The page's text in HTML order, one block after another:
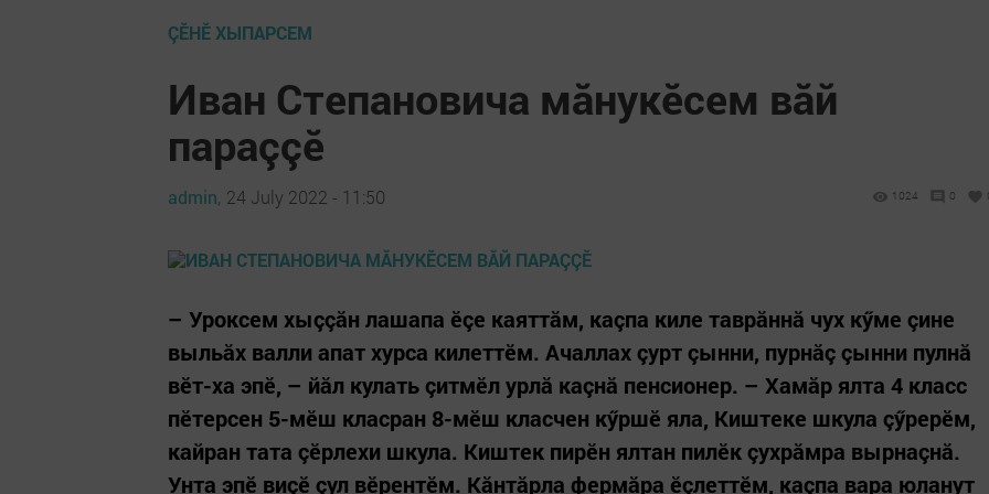
ÇӖНӖ ХЫПАРСЕМ
Иван Степановича мăнукӗсем вăй
параççӗ
admin, 24 July 2022 - 11:50 1024 0
– Уроксем хыççăн лашапа ӗçе каяттăм, каçпа киле таврăннă чух кӳме çине
выльăх валли апат хурса килеттӗм. Ачаллах çурт çынни, пурнăç çынни пулнă
вӗт-ха эпӗ, – йăл кулать çитмӗл урлă каçнă пенсионер. – Хамăр ялта 4 класс
пӗтерсен 5-мӗш класран 8-мӗш класчен кӳршӗ яла, Киштеке шкула çӳрерӗм,
кайран тата çӗрлехи шкула. Киштек пирӗн ялтан пилӗк çухрăмра вырнаçнă.
Унта эпӗ виçӗ çул вӗрентӗм. Кăнтăрла фермăра ӗçлеттӗм, каçпа вара юланут